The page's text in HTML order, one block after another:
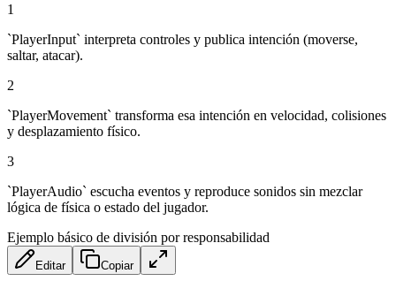
1
`PlayerInput` interpreta controles y publica intención (moverse,
saltar, atacar).
2
`PlayerMovement` transforma esa intención en velocidad, colisiones
y desplazamiento físico.
3
`PlayerAudio` escucha eventos y reproduce sonidos sin mezclar
lógica de física o estado del jugador.
Ejemplo básico de división por responsabilidad
Editar Copiar